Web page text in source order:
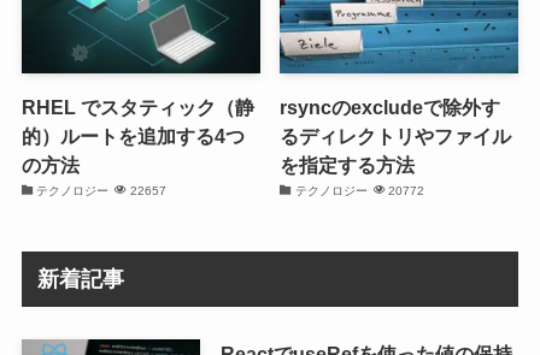
RHEL でスタティック（静
的）ルートを追加する4つ
の方法
テクノロジー 22657
rsyncのexcludeで除外す
るディレクトリやファイル
を指定する方法
テクノロジー 20772
新着記事